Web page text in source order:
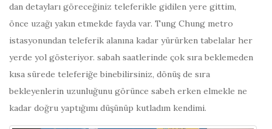
dan detayları göreceğiniz teleferikle gidilen yere gittim,
önce uzağı yakın etmekde fayda var. Tung Chung metro
istasyonundan teleferik alanına kadar yürürken tabelalar her
yerde yol gösteriyor. sabah saatlerinde çok sıra beklemeden
kısa sürede teleferiğe binebilirsiniz, dönüş de sıra
bekleyenlerin uzunluğunu görünce sabeh erken elmekle ne
kadar doğru yaptığımı düşünüp kutladım kendimi.